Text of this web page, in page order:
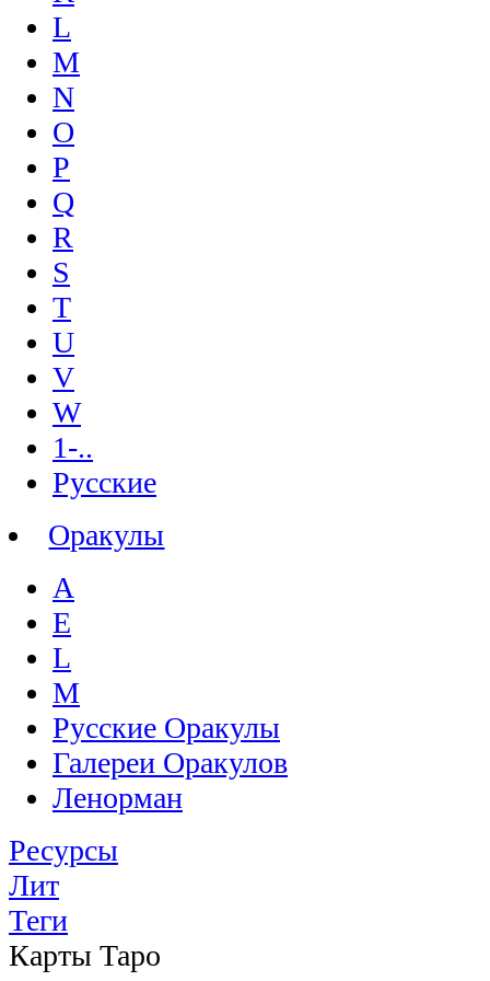
L
M
N
O
P
Q
R
S
T
U
V
W
1-..
Русские
Оракулы
A
E
L
M
Русские Оракулы
Галереи Оракулов
Ленорман
Ресурсы
Лит
Теги
Карты Таро